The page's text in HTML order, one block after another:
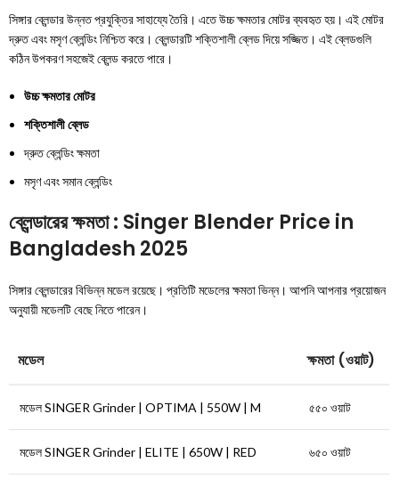
সিঙ্গার ব্লেন্ডার উন্নত প্রযুক্তির সাহায্যে তৈরি। এতে উচ্চ ক্ষমতার মোটর ব্যবহৃত হয়। এই মোটর
দ্রুত এবং মসৃণ ব্লেন্ডিং নিশ্চিত করে। ব্লেন্ডারটি শক্তিশালী ব্লেড দিয়ে সজ্জিত। এই ব্লেডগুলি
কঠিন উপকরণ সহজেই ব্লেন্ড করতে পারে।
উচ্চ ক্ষমতার মোটর
শক্তিশালী ব্লেড
দ্রুত ব্লেন্ডিং ক্ষমতা
মসৃণ এবং সমান ব্লেন্ডিং
ব্লেন্ডারের ক্ষমতা : Singer Blender Price in
Bangladesh 2025
সিঙ্গার ব্লেন্ডারের বিভিন্ন মডেল রয়েছে। প্রতিটি মডেলের ক্ষমতা ভিন্ন। আপনি আপনার প্রয়োজন
অনুযায়ী মডেলটি বেছে নিতে পারেন।
মডেল ক্ষমতা (ওয়াট)
মডেল SINGER Grinder | OPTIMA | 550W | M ৫৫০ ওয়াট
মডেল SINGER Grinder | ELITE | 650W | RED ৬৫০ ওয়াট